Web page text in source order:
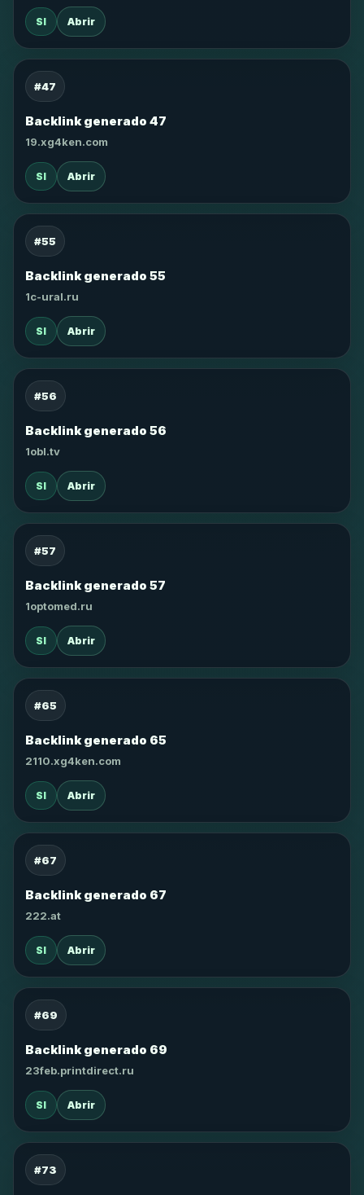
SI Abrir
#47
Backlink generado 47
19.xg4ken.com
SI Abrir
#55
Backlink generado 55
1c-ural.ru
SI Abrir
#56
Backlink generado 56
1obl.tv
SI Abrir
#57
Backlink generado 57
1optomed.ru
SI Abrir
#65
Backlink generado 65
2110.xg4ken.com
SI Abrir
#67
Backlink generado 67
222.at
SI Abrir
#69
Backlink generado 69
23feb.printdirect.ru
SI Abrir
#73